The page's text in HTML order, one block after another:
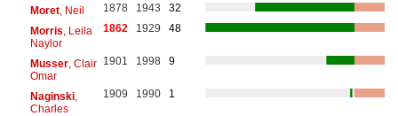
Moret, Neil 1878 1943
32
Morris , Leila
Naylor
1862 1929 48
Musser, Clair
Omar
1901 1998 9
Naginski,
Charles
1909 1990 1